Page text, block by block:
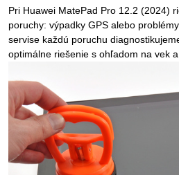
Pri Huawei MatePad Pro 12.2 (2024)
poruchy: výpadky GPS alebo
servise každú poruchu
optimálne riešenie s ohľadom na vek